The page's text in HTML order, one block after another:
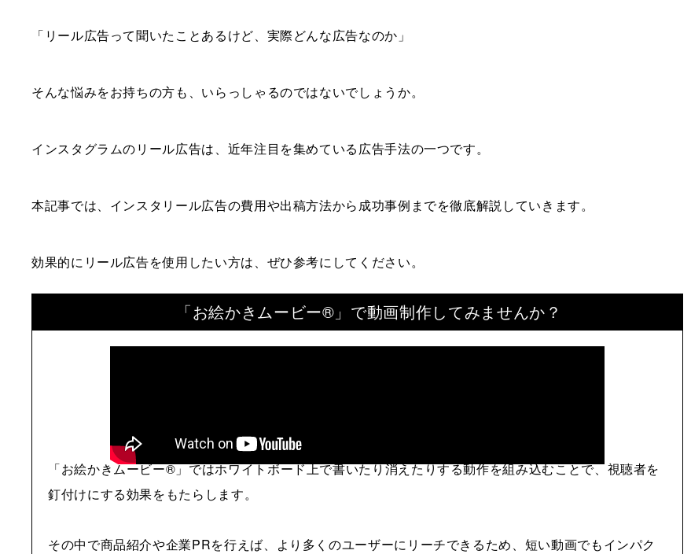
「リール広告って聞いたことあるけど、実際どんな広告なのか」
そんな悩みをお持ちの方も、いらっしゃるのではないでしょうか。
インスタグラムのリール広告は、近年注目を集めている広告手法の一つです。
本記事では、インスタリール広告の費用や出稿方法から成功事例までを徹底解説していきます。
効果的にリール広告を使用したい方は、ぜひ参考にしてください。
「お絵かきムービー®」で動画制作してみませんか？
「お絵かきムービー®」ではホワイトボード上で書いたり消えたりする動作を組み込むことで、視聴者を
釘付けにする効果をもたらします。
その中で商品紹介や企業PRを行えば、より多くのユーザーにリーチできるため、短い動画でもインパク